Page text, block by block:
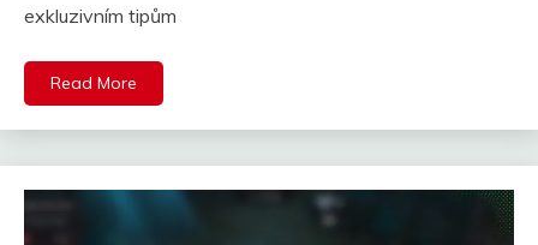
exkluzivním tipům
Read More